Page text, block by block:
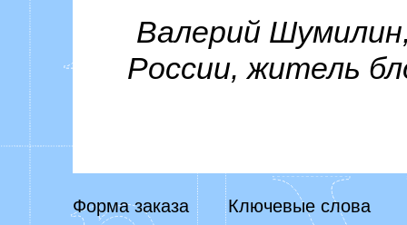
Валерий
России, житель
Форма заказа Ключевые слова